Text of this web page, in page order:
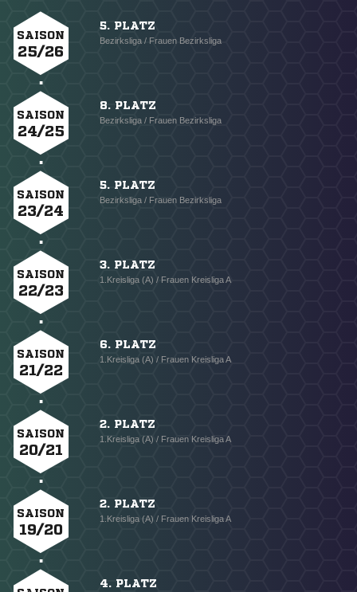
SAISON
25/26
5. PLATZ
Bezirksliga / Frauen Bezirksliga
SAISON
24/25
8. PLATZ
Bezirksliga / Frauen Bezirksliga
SAISON
23/24
5. PLATZ
Bezirksliga / Frauen Bezirksliga
SAISON
22/23
3. PLATZ
1.Kreisliga (A) / Frauen Kreisliga A
SAISON
21/22
6. PLATZ
1.Kreisliga (A) / Frauen Kreisliga A
SAISON
20/21
2. PLATZ
1.Kreisliga (A) / Frauen Kreisliga A
SAISON
19/20
2. PLATZ
1.Kreisliga (A) / Frauen Kreisliga A
4. PLATZ